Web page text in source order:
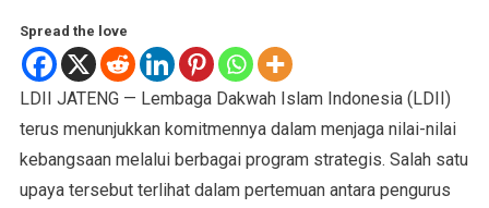
Spread the love
LDII JATENG — Lembaga Dakwah Islam Indonesia (LDII)
terus menunjukkan komitmennya dalam menjaga nilai-nilai
kebangsaan melalui berbagai program strategis. Salah satu
upaya tersebut terlihat dalam pertemuan antara pengurus